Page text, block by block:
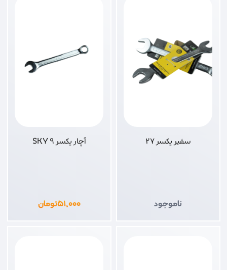
سفیر یکسر 27
ناموجود
آچار یکسر 9 SKY
۵۱,۰۰۰تومان